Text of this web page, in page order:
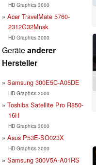
HD Graphics 3000
Acer TravelMate 5760-
2312G32Mnsk
HD Graphics 3000
Geräteanderer
Hersteller
Samsung 300E5C-A05DE
HD Graphics 3000
Toshiba Satellite Pro R850-
16H
HD Graphics 3000
Asus P53E-SO023X
HD Graphics 3000
Samsung 300V5A-A01RS